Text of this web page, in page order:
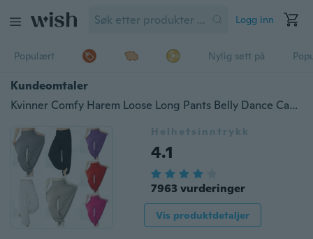
Logg inn
Populært Nylig sett på
Kundeomtaler
Kvinner Comfy Harem Loose Long Pants Belly Dance Casual Boho Wide Bukser (vakrere farger er tilgjengelige nå)
Helhetsinntrykk
4.1
7963 vurderinger
Vis produktdetaljer